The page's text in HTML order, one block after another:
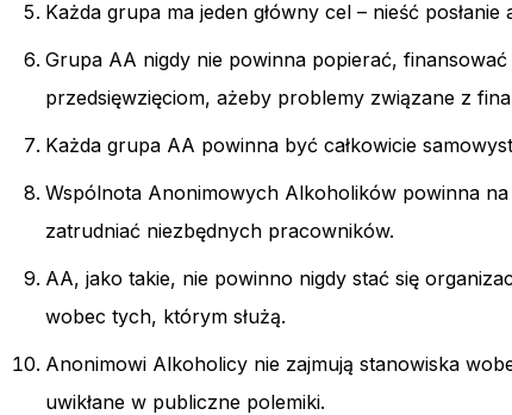
Każda grupa ma jeden główny cel – nieść
Grupa AA nigdy nie powinna popierać,
przedsięwzięciom, ażeby problemy związane z
Każda grupa AA powinna być całkowicie
Wspólnota Anonimowych Alkoholików powinna
zatrudniać niezbędnych pracowników.
AA, jako takie, nie powinno nigdy stać się
wobec tych, którym służą.
Anonimowi Alkoholicy nie zajmują stanowiska
uwikłane w publiczne polemiki.